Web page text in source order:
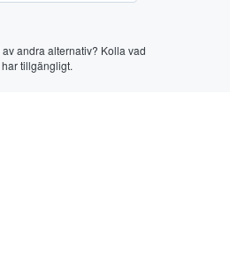
andra alternativ? Kolla vad
tillgängligt.